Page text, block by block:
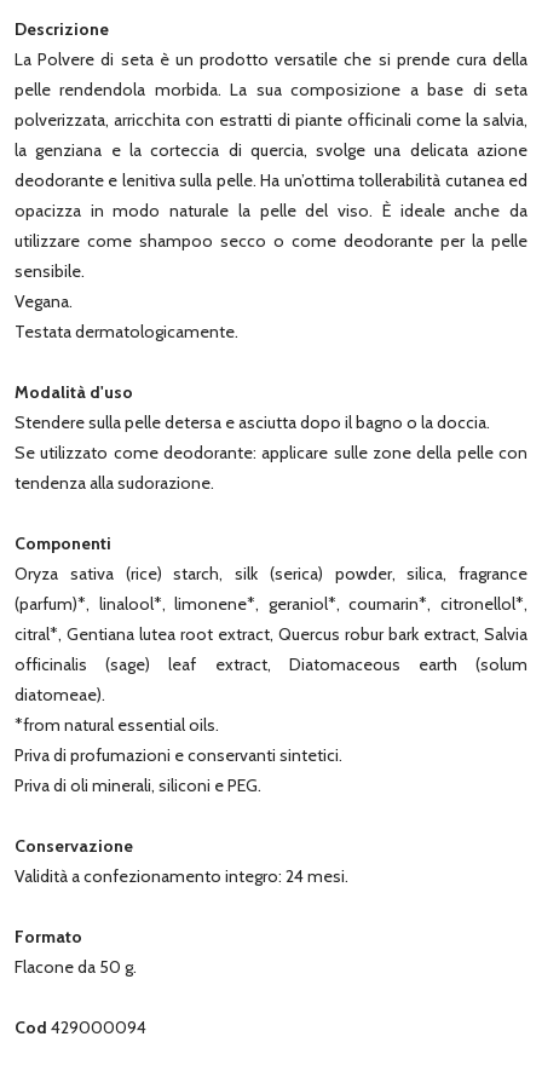
Descrizione
La Polvere di seta è un prodotto versatile che si prende cura della
pelle rendendola morbida. La sua composizione a base di seta
polverizzata, arricchita con estratti di piante officinali come la salvia,
la genziana e la corteccia di quercia, svolge una delicata azione
deodorante e lenitiva sulla pelle. Ha un’ottima tollerabilità cutanea ed
opacizza in modo naturale la pelle del viso. È ideale anche da
utilizzare come shampoo secco o come deodorante per la pelle
sensibile.
Vegana.
Testata dermatologicamente.
Modalità d'uso
Stendere sulla pelle detersa e asciutta dopo il bagno o la doccia.
Se utilizzato come deodorante: applicare sulle zone della pelle con
tendenza alla sudorazione.
Componenti
Oryza sativa (rice) starch, silk (serica) powder, silica, fragrance
(parfum)*, linalool*, limonene*, geraniol*, coumarin*, citronellol*,
citral*, Gentiana lutea root extract, Quercus robur bark extract, Salvia
officinalis (sage) leaf extract, Diatomaceous earth (solum
diatomeae).
*from natural essential oils.
Priva di profumazioni e conservanti sintetici.
Priva di oli minerali, siliconi e PEG.
Conservazione
Validità a confezionamento integro: 24 mesi.
Formato
Flacone da 50 g.
Cod 429000094